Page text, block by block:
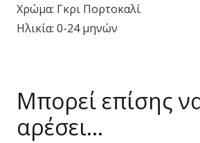
Χρώμα: Γκρι Πορτοκαλί
Ηλικία: 0-24 μηνών
Μπορεί επίσης
αρέσει…